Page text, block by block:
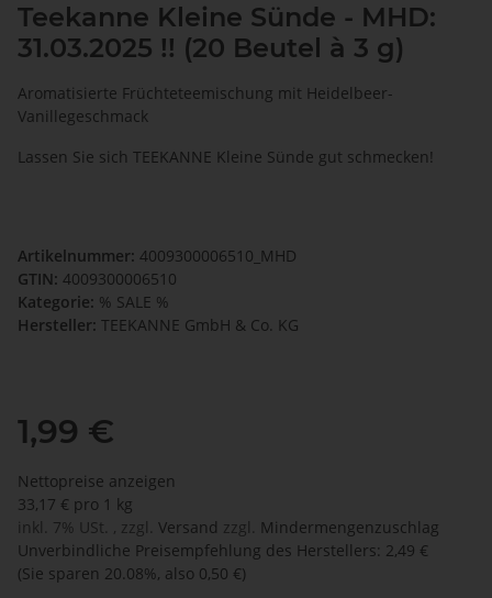
Teekanne Kleine Sünde - MHD:
31.03.2025 !! (20 Beutel à 3 g)
Aromatisierte Früchteteemischung mit Heidelbeer-
Vanillegeschmack
Lassen Sie sich TEEKANNE Kleine Sünde gut schmecken!
Artikelnummer: 4009300006510_MHD
GTIN: 4009300006510
Kategorie: % SALE %
Hersteller: TEEKANNE GmbH & Co. KG
1,99 €
Nettopreise anzeigen
33,17 € pro 1 kg
inkl. 7% USt. , zzgl. Versand zzgl.
Mindermengenzuschlag
Unverbindliche Preisempfehlung des Herstellers: 2,49 €
(Sie sparen 20.08%, also 0,50 €)